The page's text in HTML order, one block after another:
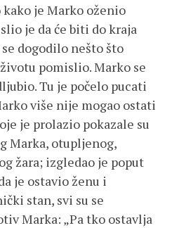
je Marko oženio
je da će biti do kraja
dogodilo nešto što
pomislio. Marko se
Tu je počelo pucati
više nije mogao ostati
je prolazio pokazale su
Marka, otupljenog,
žara; izgledao je poput
je ostavio ženu i
stan, svi su se
Marka: „Pa tko ostavlja